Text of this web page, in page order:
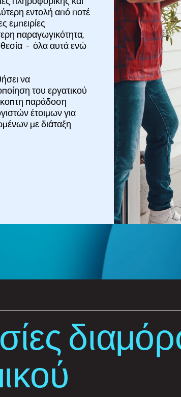
εντολή από ποτέ
εμπειρίες
παραγωγικότητα,
- όλα αυτά ενώ
να
του εργατικού
παράδοση
έτοιμων για
με διάταξη
Διαμόρφωση υλικού